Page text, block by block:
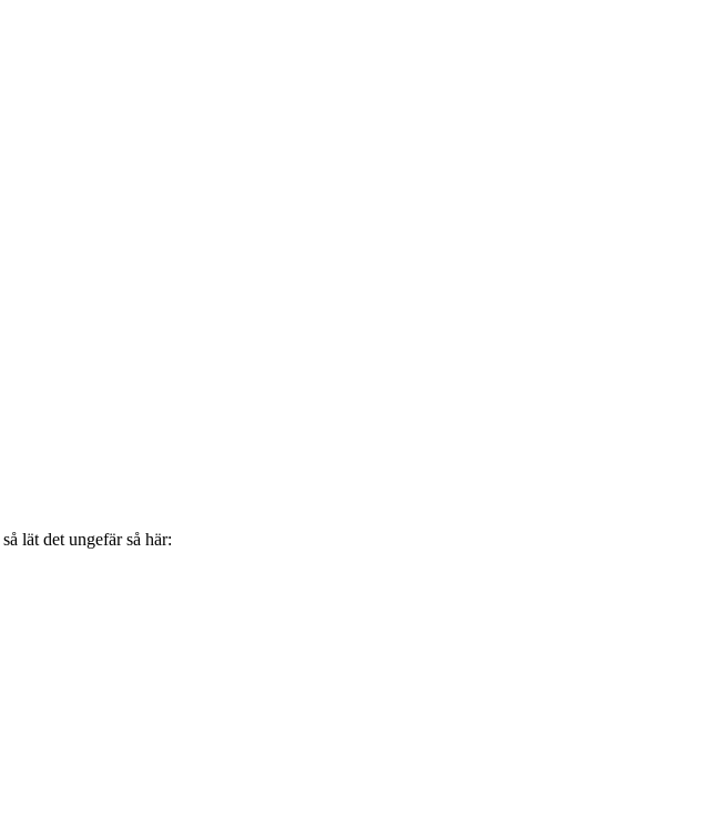
lät det ungefär så här: